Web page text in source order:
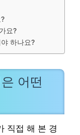
요?
하나요?
어떤
직접 해 본 경